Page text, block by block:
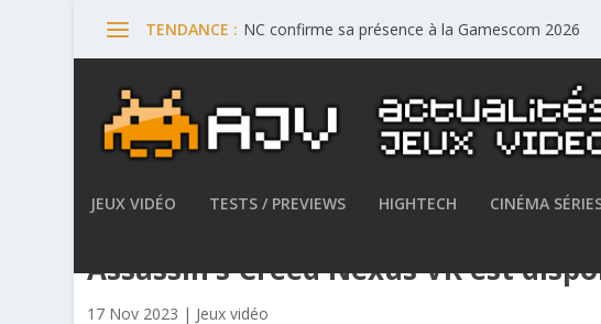
TENDANCE : NC confirme sa présence à la Gamescom 2026
JEUX VIDÉO TESTS / PREVIEWS HIGHTECH CINÉMA
Assassin’s Creed Nexus VR est
17 Nov 2023 | Jeux vidéo